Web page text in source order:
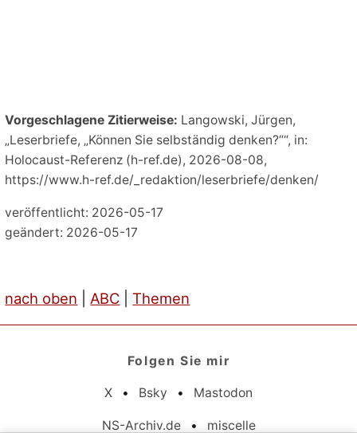
Vorgeschlagene Zitierweise: Langowski, Jürgen,
„Leserbriefe, „Können Sie selbständig denken?““, in:
Holocaust-Referenz (h-ref.de), 2026-08-08,
https://www.h-ref.de/_redaktion/leserbriefe/denken/
veröffentlicht: 2026-05-17
geändert: 2026-05-17
nach oben ABC |Themen
Folgen Sie mir
X • Bsky • Mastodon
NS-Archiv.de • miscelle